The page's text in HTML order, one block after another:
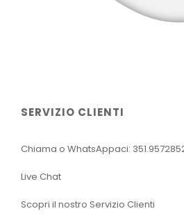
SERVIZIO CLIENTI
Chiama o WhatsAppaci:
Live Chat
Scopri il nostro Servizio Clienti